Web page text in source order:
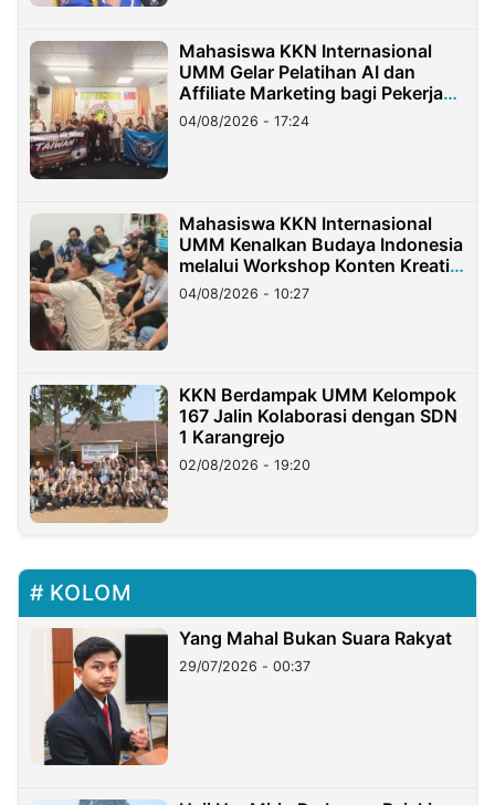
Mahasiswa KKN Internasional
UMM Gelar Pelatihan AI dan
Affiliate Marketing bagi Pekerja
Migran Indonesia di Taiwan
04/08/2026 - 17:24
Mahasiswa KKN Internasional
UMM Kenalkan Budaya Indonesia
melalui Workshop Konten Kreatif
di Taiwan
04/08/2026 - 10:27
KKN Berdampak UMM Kelompok
167 Jalin Kolaborasi dengan SDN
1 Karangrejo
02/08/2026 - 19:20
KOLOM
Yang Mahal Bukan Suara Rakyat
29/07/2026 - 00:37